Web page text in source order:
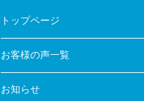
トップページ
お客様の声一覧
お知らせ